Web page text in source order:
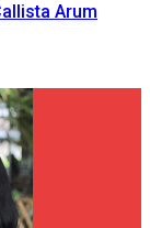
Arum